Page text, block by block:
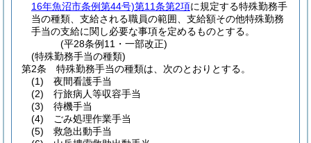
16年魚沼市条例第44号)第11条第2項に規定する特殊勤務手
当の種類、支給される職員の範囲、支給額その他特殊勤務
手当の支給に関し必要な事項を定めるものとする。
(平28条例11・一部改正)
(特殊勤務手当の種類)
第2条
特殊勤務手当の種類は、次のとおりとする。
(1)
夜間看護手当
(2)
行旅病人等収容手当
(3)
待機手当
(4)
ごみ処理作業手当
(5)
救急出動手当